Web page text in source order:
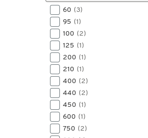
Premium, pompe électrique
24 V, 40 l/min, compteur
K24, enrouleur de tuyau
avec 8 m DN19, pistolet
automatique, couvercle à
charnière
Raccord rapide et couvercle
à charnière
avec pompe à main 60
l/min, 4 m de tuyau de
remplissage DN 19, pistolet
60 (3)
95 (1)
100 (2)
125 (1)
200 (1)
210 (1)
400 (2)
440 (2)
450 (1)
600 (1)
750 (2)